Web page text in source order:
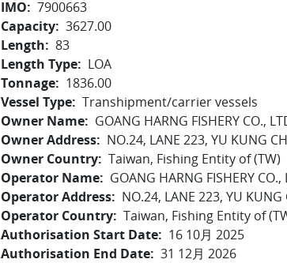
IMO
7900663
Capacity 3627.00
Length
83
Length Type
LOA
Tonnage
1836.00
Vessel Type Transhipment/carrier vessels
Owner Name
GOANG HARNG FISHERY CO.,
Owner Address
NO.24, LANE 223, YU KUNG
Owner Country Taiwan, Fishing Entity of (TW)
Operator Name
GOANG HARNG FISHERY CO.,
Operator Address
NO.24, LANE 223, YU
Operator Country Taiwan, Fishing Entity of
Authorisation Start Date
16 10月 2025
Authorisation End Date 31 12月 2026